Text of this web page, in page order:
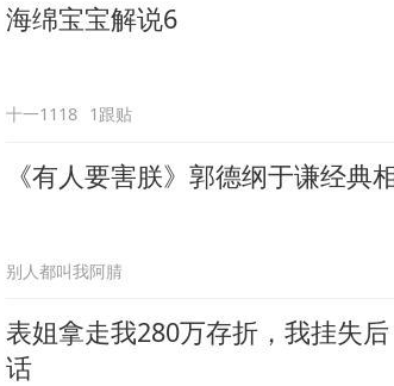
海绵宝宝解说6
十一1118 1跟贴
《有人要害朕》郭德纲于谦经典
别人都叫我阿腈
表姐拿走我280万存折，我挂失
话